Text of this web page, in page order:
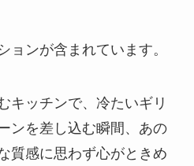
ンが含まれています。
キッチンで、冷たいギリ
ンを差し込む瞬間、あの
質感に思わず心がときめ